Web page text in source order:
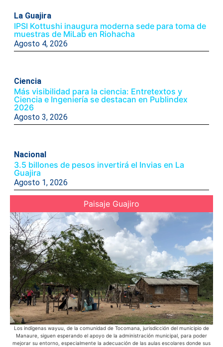
La Guajira
IPSI Kottushi inaugura moderna sede para toma de
muestras de MiLab en Riohacha
Agosto 4, 2026
Ciencia
Más visibilidad para la ciencia: Entretextos y
Ciencia e Ingeniería se destacan en Publindex
2026
Agosto 3, 2026
Nacional
3.5 billones de pesos invertirá el Invias en La
Guajira
Agosto 1, 2026
Paisaje Guajiro
Los indígenas wayuu, de la comunidad de Tocomana, jurisdicción del municipio de
Manaure, siguen esperando el apoyo de la administración municipal, para poder
mejorar su entorno, especialmente la adecuación de las aulas escolares donde sus